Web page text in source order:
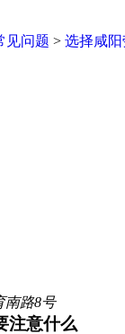
见问题 > 选择咸
南路8号
注意什么